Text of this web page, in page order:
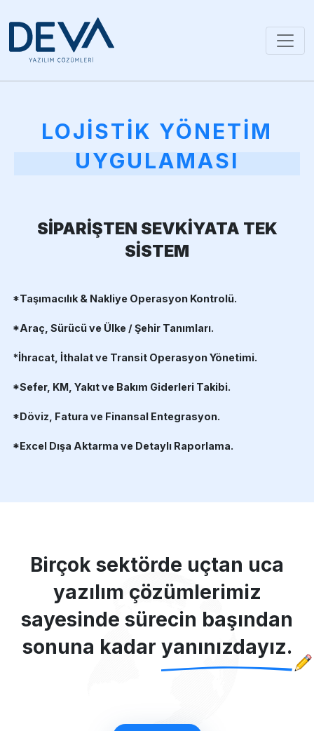
LOJİSTİK YÖNETİM
UYGULAMASI
SİPARİŞTEN SEVKİYATA TEK
SİSTEM
*Taşımacılık & Nakliye Operasyon Kontrolü.
*Araç, Sürücü ve Ülke / Şehir Tanımları.
*İhracat, İthalat ve Transit Operasyon Yönetimi.
*Sefer, KM, Yakıt ve Bakım Giderleri Takibi.
*Döviz, Fatura ve Finansal Entegrasyon.
*Excel Dışa Aktarma ve Detaylı Raporlama.
Birçok sektörde uçtan uca
yazılım çözümlerimiz
sayesinde sürecin başından
sonuna kadar yanınızdayız.